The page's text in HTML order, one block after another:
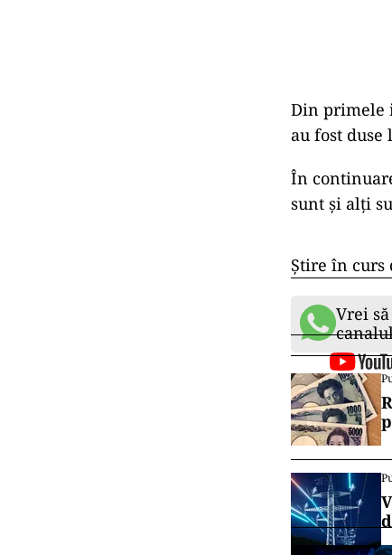
Din primele
au fost duse
În
sunt și alți
Știre în curs
Vrei